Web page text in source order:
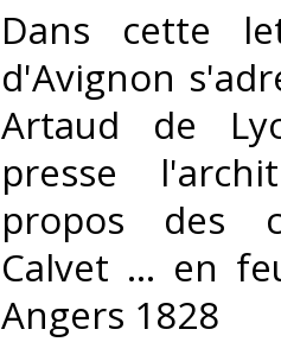
‎Dans cette
d'Avignon
Artaud de
presse
propos des
Calvet … en
Angers 1828 ‎